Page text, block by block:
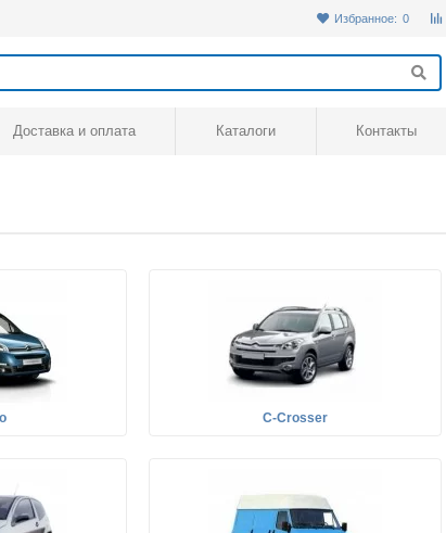
Избранное: 0
Доставка и оплата Каталоги Контакты
C-Crosser